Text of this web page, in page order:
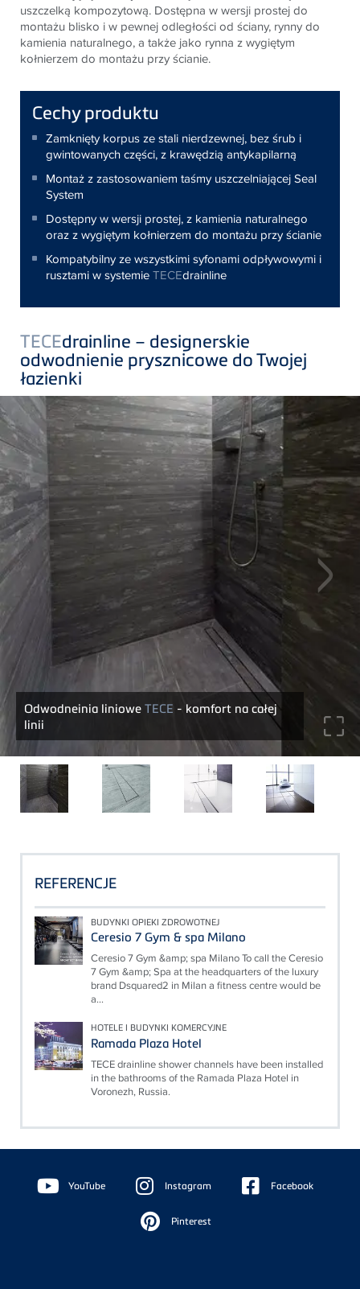
uszczelką kompozytową. Dostępna w wersji prostej do
montażu blisko i w pewnej odległości od ściany, rynny do
kamienia naturalnego, a także jako rynna z wygiętym
kołnierzem do montażu przy ścianie.
Cechy produktu
Zamknięty korpus ze stali nierdzewnej, bez śrub i
gwintowanych części, z krawędzią antykapilarną
Montaż z zastosowaniem taśmy uszczelniającej Seal
System
Dostępny w wersji prostej, z kamienia naturalnego
oraz z wygiętym kołnierzem do montażu przy ścianie
Kompatybilny ze wszystkimi syfonami odpływowymi i
rusztami w systemieTECEdrainline
TECEdrainline – designerskie
odwodnienie prysznicowe do Twojej
łazienki
Odwodneinia liniowe TECE - komfort na całej
linii
REFERENCJE
BUDYNKI OPIEKI ZDROWOTNEJ
Ceresio 7 Gym & spa Milano
Ceresio 7 Gym &amp; spa Milano To call the Ceresio
7 Gym &amp; Spa at the headquarters of the luxury
brand Dsquared2 in Milan a fitness centre would be
a...
HOTELE I BUDYNKI KOMERCYJNE
Ramada Plaza Hotel
TECE drainline shower channels have been installed
in the bathrooms of the Ramada Plaza Hotel in
Voronezh, Russia.
Floating
Sidebar YouTube Instagram Facebook
Pinterest